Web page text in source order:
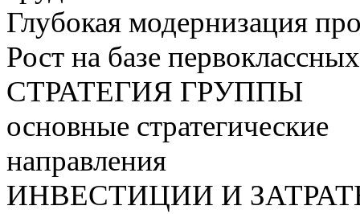
Глубокая модернизация
Рост на базе
СТРАТЕГИЯ ГРУППЫ
основные стратегические
направления
ИНВЕСТИЦИИ И